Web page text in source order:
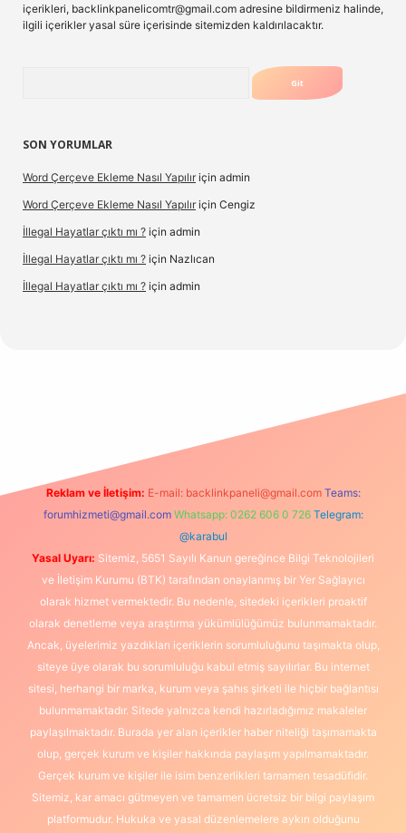
içerikleri, backlinkpanelicomtr@gmail.com adresine bildirmeniz halinde,
ilgili içerikler yasal süre içerisinde sitemizden kaldırılacaktır.
SON YORUMLAR
Word Çerçeve Ekleme Nasıl Yapılır için admin
Word Çerçeve Ekleme Nasıl Yapılır için Cengiz
İllegal Hayatlar çıktı mı ? için admin
İllegal Hayatlar çıktı mı ? için Nazlıcan
İllegal Hayatlar çıktı mı ? için admin
Reklam ve İletişim: E-mail: backlinkpaneli@gmail.com Teams:
forumhizmeti@gmail.com Whatsapp: 0262 606 0 726 Telegram:
@karabul
Yasal Uyarı: Sitemiz, 5651 Sayılı Kanun gereğince Bilgi Teknolojileri
ve İletişim Kurumu (BTK) tarafından onaylanmış bir Yer Sağlayıcı
olarak hizmet vermektedir. Bu nedenle, sitedeki içerikleri proaktif
olarak denetleme veya araştırma yükümlülüğümüz bulunmamaktadır.
Ancak, üyelerimiz yazdıkları içeriklerin sorumluluğunu taşımakta olup,
siteye üye olarak bu sorumluluğu kabul etmiş sayılırlar. Bu internet
sitesi, herhangi bir marka, kurum veya şahıs şirketi ile hiçbir bağlantısı
bulunmamaktadır. Sitede yalnızca kendi hazırladığımız makaleler
paylaşılmaktadır. Burada yer alan içerikler haber niteliği taşımamakta
olup, gerçek kurum ve kişiler hakkında paylaşım yapılmamaktadır.
Gerçek kurum ve kişiler ile isim benzerlikleri tamamen tesadüfidir.
Sitemiz, kar amacı gütmeyen ve tamamen ücretsiz bir bilgi paylaşım
platformudur. Hukuka ve yasal düzenlemelere aykırı olduğunu